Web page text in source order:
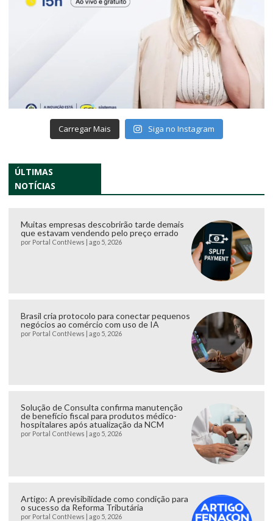
Carregar Mais Siga no Instagram
ÚLTIMAS
NOTÍCIAS
Muitas empresas descobrirão tarde demais
que estavam vendendo pelo preço errado
por Portal ContNews | ago 5, 2026
Brasil cria protocolo para conectar pequenos
negócios ao comércio com uso de IA
por Portal ContNews | ago 5, 2026
Solução de Consulta confirma manutenção
de benefício fiscal para produtos médico-
hospitalares após atualização da NCM
por Portal ContNews | ago 5, 2026
Artigo: A previsibilidade como condição para
o sucesso da Reforma Tributária
por Portal ContNews | ago 5, 2026